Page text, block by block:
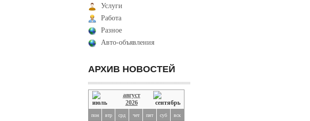
Услуги
Работа
Разное
Авто-объявления
АРХИВ НОВОСТЕЙ
август
2026
пон втр срд чет пят суб вск